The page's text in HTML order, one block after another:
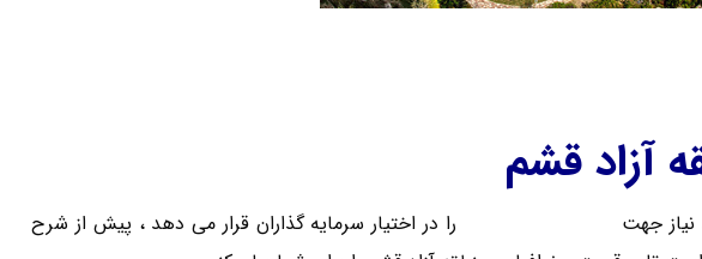
آزاد قشم
جهت
را در اختیار سرمایه گذاران قرار می دهد ، پیش از شرح